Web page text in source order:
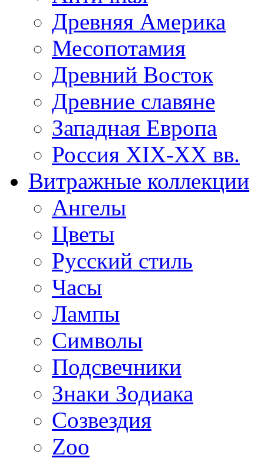
Древняя Америка
Месопотамия
Древний Восток
Древние славяне
Западная Европа
Россия XIX-XX вв.
Витражные коллекции
Ангелы
Цветы
Русский стиль
Часы
Лампы
Символы
Подсвечники
Знаки Зодиака
Созвездия
Zoo